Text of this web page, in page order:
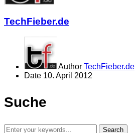
TechFieber.de
Author TechFieber.de
Date 10. April 2012
Suche